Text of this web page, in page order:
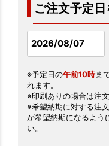
ご注文予定
※予定日の午前10時ま
れます。
※印刷ありの場合は注
※希望納期に対する注
が希望納期になるよう
い。